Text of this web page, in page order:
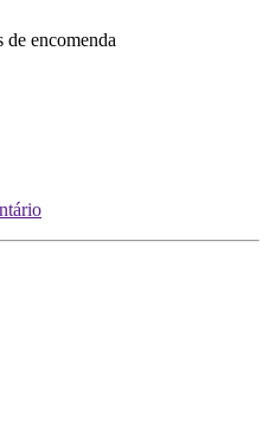
encomenda